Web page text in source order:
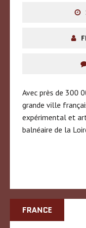
Avec près de 300
grande ville
expérimental et
balnéaire de la
FRANCE